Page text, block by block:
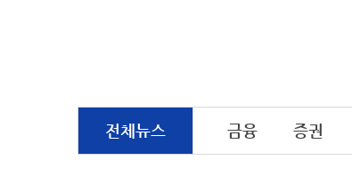
전체뉴스 금융 증권